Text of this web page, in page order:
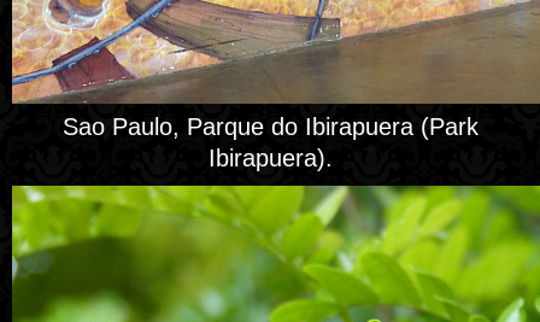
Sao Paulo, Parque do Ibirapuera (Park
Ibirapuera).